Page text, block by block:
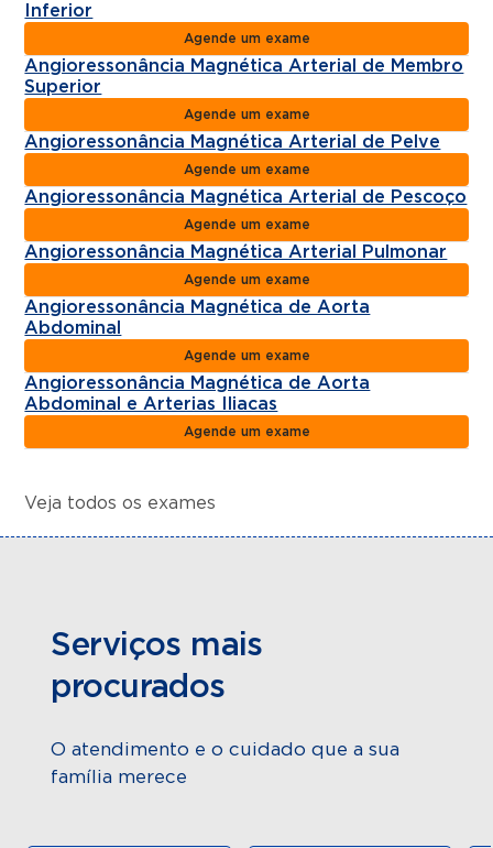
Inferior
Agende um exame
Angioressonância Magnética Arterial de Membro
Superior
Agende um exame
Angioressonância Magnética Arterial de Pelve
Agende um exame
Angioressonância Magnética Arterial de Pescoço
Agende um exame
Angioressonância Magnética Arterial Pulmonar
Agende um exame
Angioressonância Magnética de Aorta
Abdominal
Agende um exame
Angioressonância Magnética de Aorta
Abdominal e Arterias Iliacas
Agende um exame
Veja todos os exames
Serviços mais
procurados
O atendimento e o cuidado que a sua
família merece